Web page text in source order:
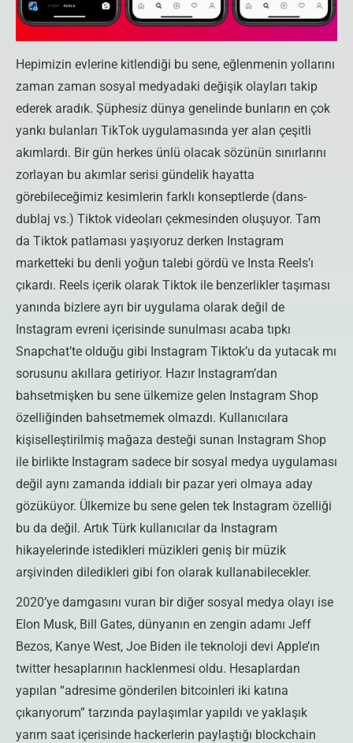
Hepimizin evlerine kitlendiği bu sene, eğlenmenin yollarını
zaman zaman sosyal medyadaki değişik olayları takip
ederek aradık. Şüphesiz dünya genelinde bunların en çok
yankı bulanları TikTok uygulamasında yer alan çeşitli
akımlardı. Bir gün herkes ünlü olacak sözünün sınırlarını
zorlayan bu akımlar serisi gündelik hayatta
görebileceğimiz kesimlerin farklı konseptlerde (dans-
dublaj vs.) Tiktok videoları çekmesinden oluşuyor. Tam
da Tiktok patlaması yaşıyoruz derken Instagram
marketteki bu denli yoğun talebi gördü ve Insta Reels’ı
çıkardı. Reels içerik olarak Tiktok ile benzerlikler taşıması
yanında bizlere ayrı bir uygulama olarak değil de
Instagram evreni içerisinde sunulması acaba tıpkı
Snapchat’te olduğu gibi Instagram Tiktok’u da yutacak mı
sorusunu akıllara getiriyor. Hazır Instagram’dan
bahsetmişken bu sene ülkemize gelen Instagram Shop
özelliğinden bahsetmemek olmazdı. Kullanıcılara
kişiselleştirilmiş mağaza desteği sunan Instagram Shop
ile birlikte Instagram sadece bir sosyal medya uygulaması
değil aynı zamanda iddialı bir pazar yeri olmaya aday
gözüküyor. Ülkemize bu sene gelen tek Instagram özelliği
bu da değil. Artık Türk kullanıcılar da Instagram
hikayelerinde istedikleri müzikleri geniş bir müzik
arşivinden diledikleri gibi fon olarak kullanabilecekler.
2020’ye damgasını vuran bir diğer sosyal medya olayı ise
Elon Musk, Bill Gates, dünyanın en zengin adamı Jeff
Bezos, Kanye West, Joe Biden ile teknoloji devi Apple’ın
twitter hesaplarının hacklenmesi oldu. Hesaplardan
yapılan “adresime gönderilen bitcoinleri iki katına
çıkarıyorum” tarzında paylaşımlar yapıldı ve yaklaşık
yarım saat içerisinde hackerlerin paylaştığı blockchain